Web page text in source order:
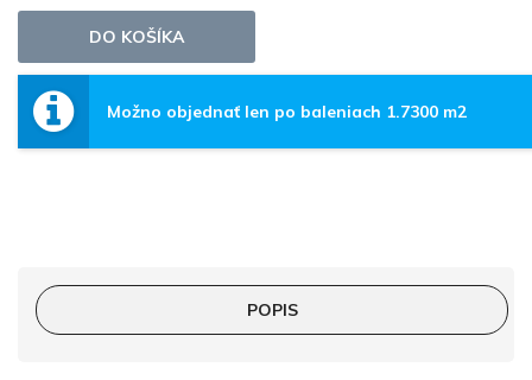
Možno objednať len po baleniach 1.7300 m2
POPIS